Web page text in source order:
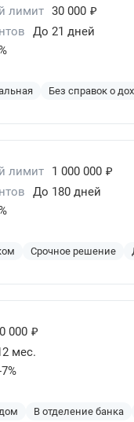
лимит 30 000 ₽
До 21 дней
Без справок о
лимит 1 000 000 ₽
До 180 дней
Срочное решение
000 ₽
мес.
В отделение банка